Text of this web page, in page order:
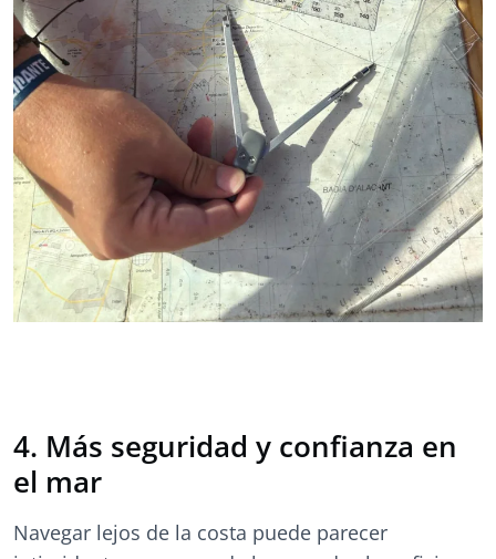
4. Más seguridad y confianza en
el mar
Navegar lejos de la costa puede parecer